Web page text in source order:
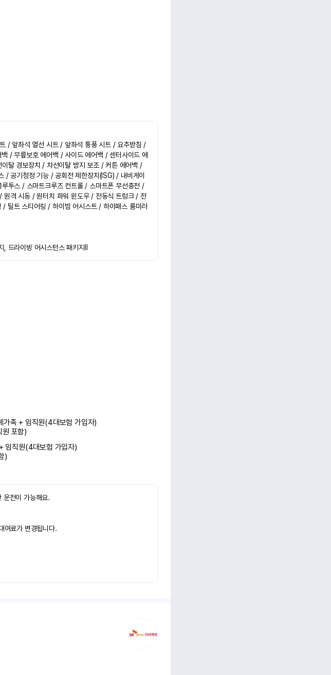
/ 앞좌석 열선 시트 / 앞좌석 통풍 시트 / 요추받침 /
/ 무릎보호 에어백 / 사이드 에어백 / 센터사이드 에
탈 경보장치 / 차선이탈 방지 보조 / 커튼 에어백 /
공기청정 기능 / 공회전 제한장치(ISG) / 내비게이
투스 / 스마트크루즈 컨트롤 / 스마트폰 무선충전 /
격 시동 / 원터치 파워 윈도우 / 전동식 트렁크 / 전
틸트 스티어링 / 하이빔 어시스트 / 하이패스 룸미러
드라이빙 어시스턴스 패키지Ⅱ
가족 + 임직원(4대보험 가입자)
원 포함)
임직원(4대보험 가입자)
)
운전이 가능해요.
여료가 변경됩니다.